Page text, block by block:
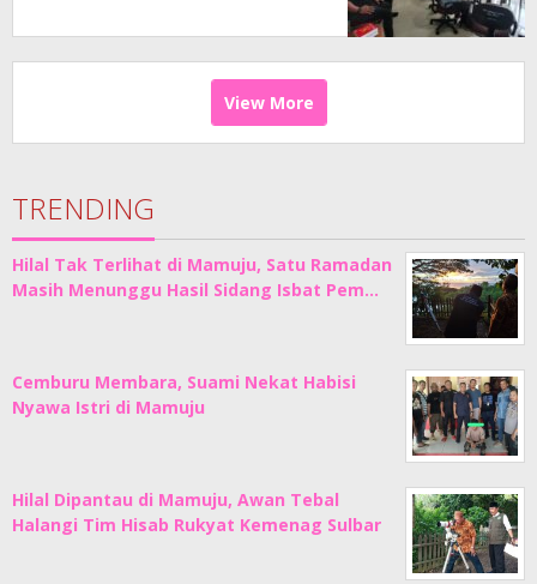
View More
TRENDING
Hilal Tak Terlihat di Mamuju, Satu Ramadan
Masih Menunggu Hasil Sidang Isbat Pem…
Cemburu Membara, Suami Nekat Habisi
Nyawa Istri di Mamuju
Hilal Dipantau di Mamuju, Awan Tebal
Halangi Tim Hisab Rukyat Kemenag Sulbar